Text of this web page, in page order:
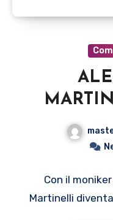
oggi
piano
Con il
Martinelli